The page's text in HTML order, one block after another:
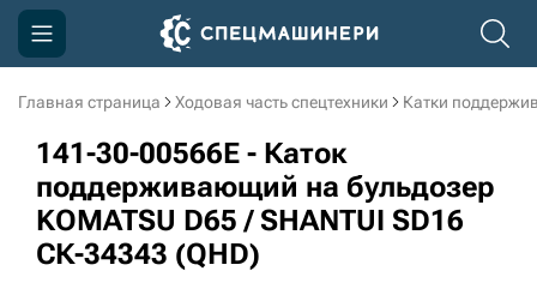
Главная страница Ходовая часть спецтехники Катки
141-30-00566E - Каток
поддерживающий на бульдозер
KOMATSU D65 / SHANTUI SD16
СК-34343 (QHD)
Компания
Акции
Доставка и оплата
Информация